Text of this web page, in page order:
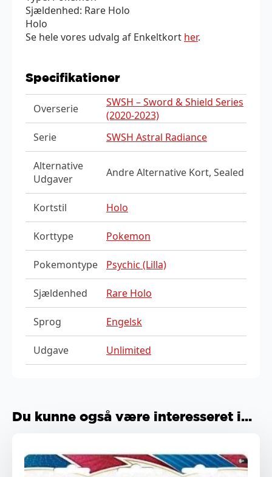
Sjældenhed: Rare Holo
Holo
Se hele vores udvalg af Enkeltkort her.
Specifikationer
Overserie
SWSH – Sword & Shield Series
(2020-2023)
Serie
SWSH Astral Radiance
Alternative
Udgaver
Andre Alternative Kort, Sealed
Kortstil Holo
Korttype Pokemon
Pokemontype Psychic (Lilla)
Sjældenhed Rare Holo
Sprog Engelsk
Udgave Unlimited
Du kunne også være interesseret i...